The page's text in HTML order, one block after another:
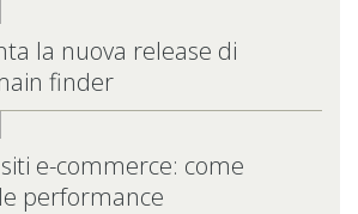
la nuova release di
finder
e-commerce: come
performance